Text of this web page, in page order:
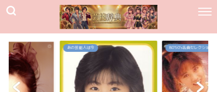
あの芸能人は今 80`90's名曲セレクション